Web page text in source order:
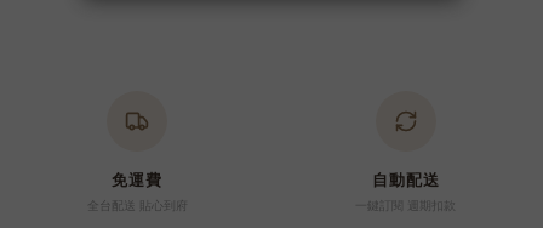
免運費
全台配送 貼心到府
自動配送
一鍵訂閱 週期扣款